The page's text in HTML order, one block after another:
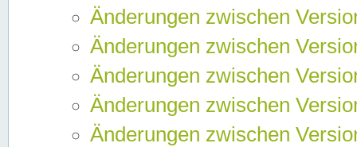
Änderungen zwischen
Änderungen zwischen
Änderungen zwischen
Änderungen zwischen
Änderungen zwischen